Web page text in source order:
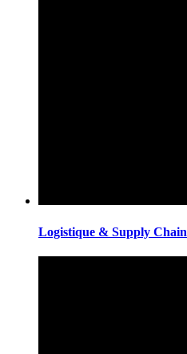
Logistique & Supply Chain